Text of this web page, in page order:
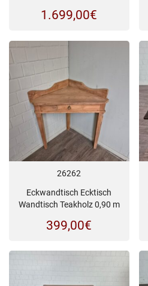
1.699,00€
26262
Eckwandtisch Ecktisch
Wandtisch Teakholz 0,90 m
399,00€